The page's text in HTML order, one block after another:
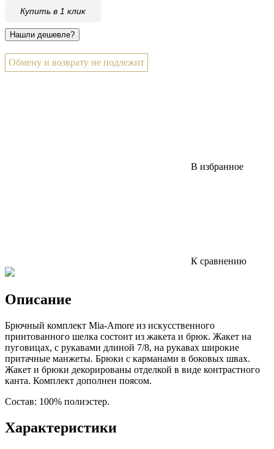
Купить в 1 клик
Обмену и возврату не подлежит
В избранное
К сравнению
Описание
Брючный комплект Mia-Amore из искусственного
принтованного шелка состоит из жакета и брюк. Жакет на
пуговицах, с рукавами длиной 7/8, на рукавах широкие
притачные манжеты. Брюки с карманами в боковых швах.
Жакет и брюки декорированы отделкой в виде контрастного
канта. Комплект дополнен поясом.
Состав: 100% полиэстер.
Характеристики